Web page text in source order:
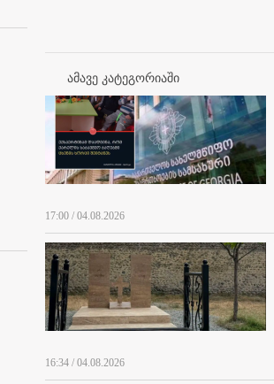
ამავე კატეგორიაში
17:00 / 04.08.2026
16:34 / 04.08.2026